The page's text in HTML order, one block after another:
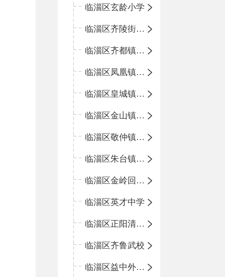
临淄区玄龄小学
临淄区齐陵街道中心学校
临淄区齐都镇中心学校
临淄区凤凰镇中心学校
临淄区皇城镇中心学校
临淄区金山镇中心学校
临淄区敬仲镇中心学校
临淄区朱台镇中心学校
临淄区金岭回族镇中心学校
临淄区英才中学
临淄区正阳清北实验学校
临淄区齐鲁武校
临淄区益中外语学校